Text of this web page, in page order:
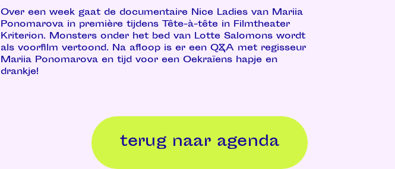
Over een week gaat de documentaire Nice Ladies van Mariia
Ponomarova in première tijdens Tête-à-tête in Filmtheater
Kriterion. Monsters onder het bed van Lotte Salomons wordt
als voorfilm vertoond. Na afloop is er een Q&A met regisseur
Mariia Ponomarova en tijd voor een Oekraïens hapje en
drankje!
terug naar agenda